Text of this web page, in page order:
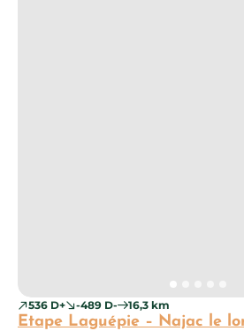
536 D+ -489 D- 16,3 km
Etape Laguépie – Najac le